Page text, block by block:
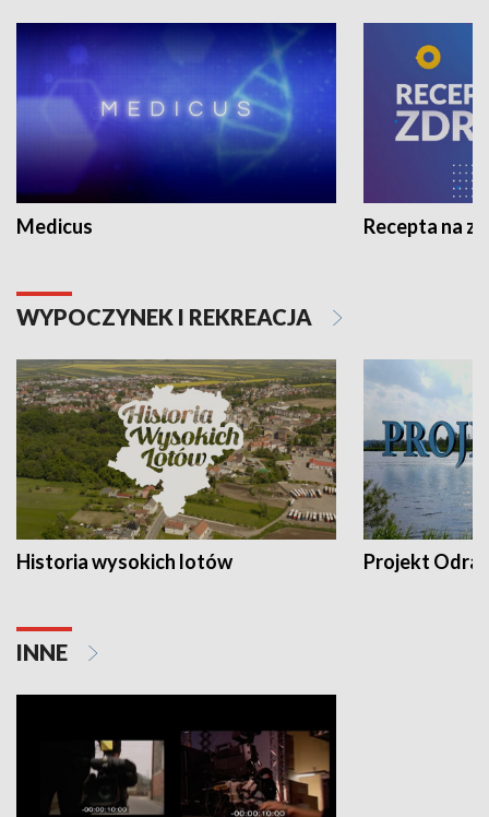
Medicus Recepta na
WYPOCZYNEK I REKREACJA
Historia wysokich lotów Projekt Odra
INNE